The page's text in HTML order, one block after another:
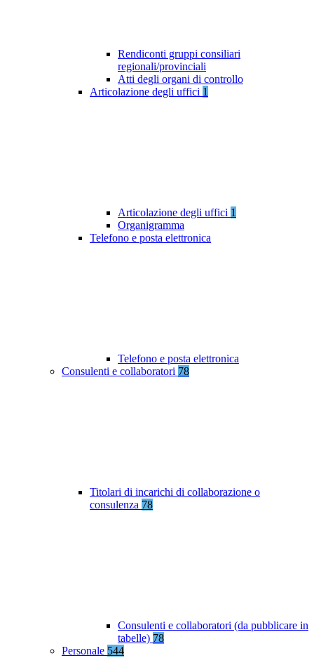
Rendiconti gruppi consiliari
regionali/provinciali
Atti degli organi di controllo
Articolazione degli uffici 1
Articolazione degli uffici 1
Organigramma
Telefono e posta elettronica
Telefono e posta elettronica
Consulenti e collaboratori 78
Titolari di incarichi di collaborazione o
consulenza 78
Consulenti e collaboratori (da pubblicare in
tabelle) 78
Personale 544